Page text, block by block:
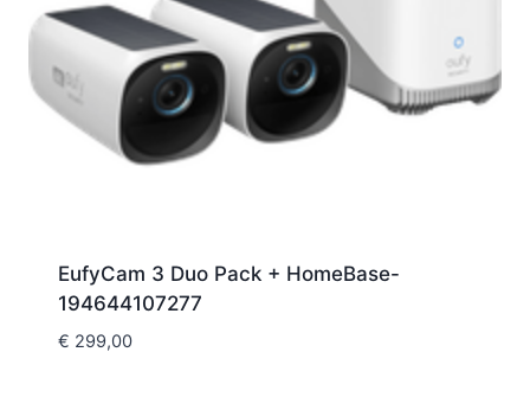
EufyCam 3 Duo Pack + HomeBase-
194644107277
€ 299,00